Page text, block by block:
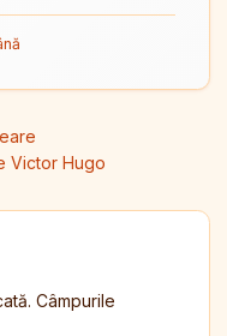
Victor Hugo
Câmpurile